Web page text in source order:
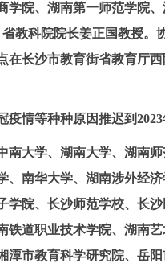
学院、湖南第一师范学院
教科院院长姜正国教授。
在长沙市教育街省教育厅
疫情等种种原因推迟到2023
大学、湖南大学、湖南师
、南华大学、湖南涉外经济
学院、长沙师范学校、长
铁道职业技术学院、湖南
潭市教育科学研究院、岳